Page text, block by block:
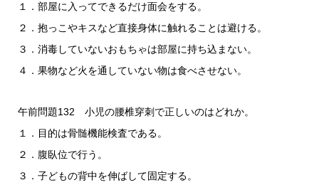
１．部屋に入ってできるだけ面会をする。
２．抱っこやキスなど直接身体に触れることは避ける。
３．消毒していないおもちゃは部屋に持ち込まない。
４．果物など火を通していない物は食べさせない。
午前問題132 小児の腰椎穿刺で正しいのはどれか。
１．目的は骨髄機能検査である。
２．腹臥位で行う。
３．子どもの背中を伸ばして固定する。